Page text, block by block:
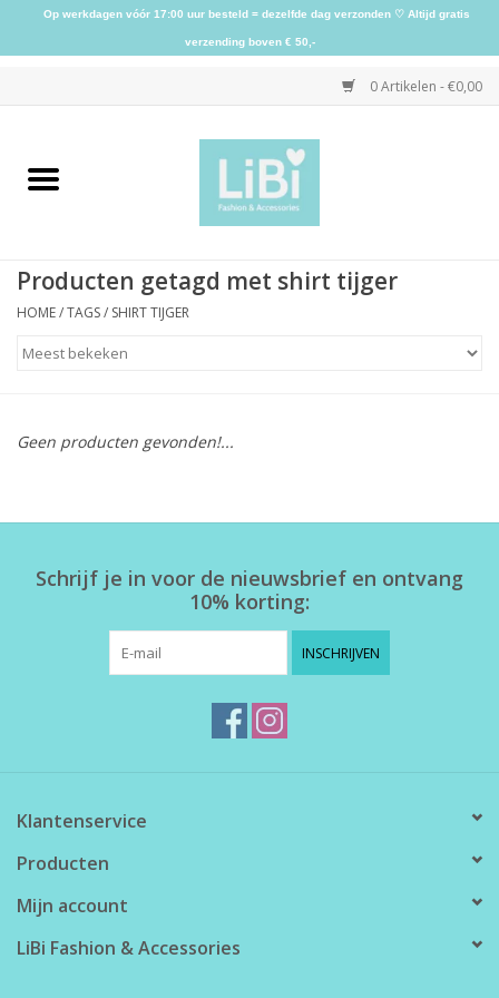
0 Artikelen - €0,00
Home
Schoenen
Herensokken
Producten getagd met shirt tijger
HOME/TAGS/ SHIRT TIJGER
Geen producten gevonden!...
Schrijf je in voor de nieuwsbrief en ontvang
10% korting:
INSCHRIJVEN
Klantenservice
Producten
Mijn account
LiBi Fashion & Accessories
Op werkdagen vóór 17:00 uur besteld = dezelfde dag verzonden ♡ Altijd gratis
verzending boven € 50,-